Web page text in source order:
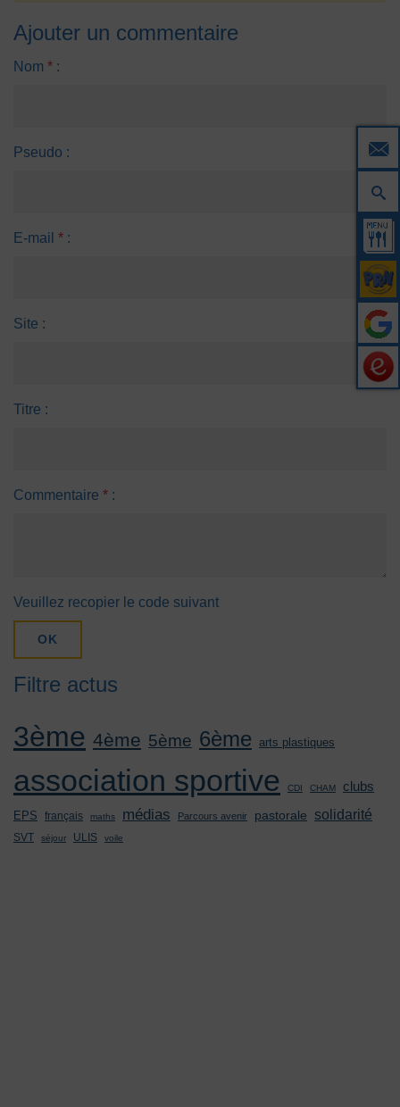
Ajouter un commentaire
Nom * :
Pseudo :
E-mail * :
Site :
Titre :
Commentaire * :
Veuillez recopier le code suivant
OK
Filtre actus
3ème 4ème 5ème 6ème arts plastiques
association sportive CDI CHAM clubs
EPS français maths médias Parcours avenir pastorale solidarité
SVT séjour ULIS voile